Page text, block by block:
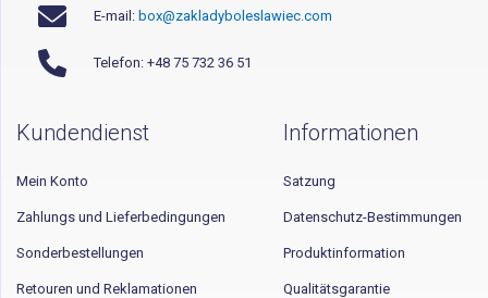
E-mail: box@zakladyboleslawiec.com
Telefon: +48 75 732 36 51
Kundendienst
Mein Konto
Zahlungs und Lieferbedingungen
Sonderbestellungen
Retouren und Reklamationen
Informationen
Satzung
Datenschutz-Bestimmungen
Produktinformation
Qualitätsgarantie